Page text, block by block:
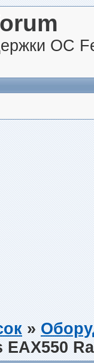
ОС
»
EAX550